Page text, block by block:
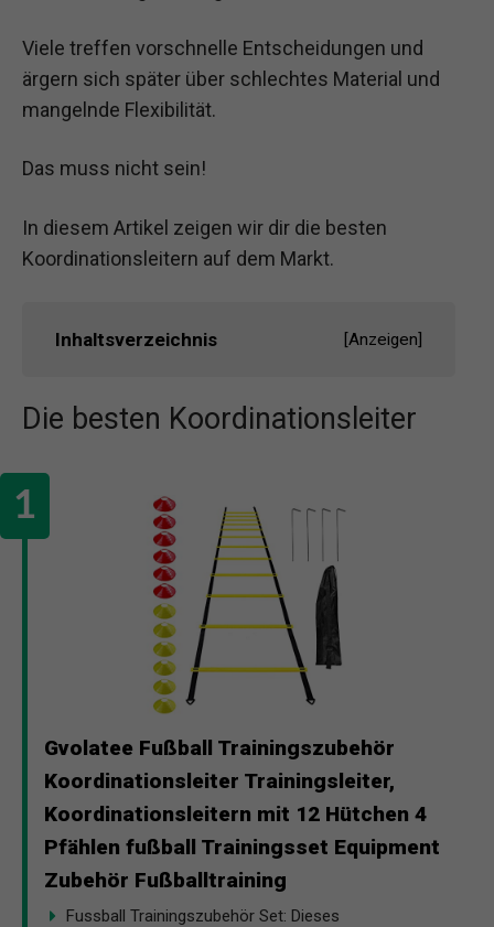
Viele treffen vorschnelle Entscheidungen und
ärgern sich später über schlechtes Material und
mangelnde Flexibilität.
Das muss nicht sein!
In diesem Artikel zeigen wir dir die besten
Koordinationsleitern auf dem Markt.
Inhaltsverzeichnis [Anzeigen]
Die besten Koordinationsleiter
Gvolatee Fußball Trainingszubehör
Koordinationsleiter Trainingsleiter,
Koordinationsleitern mit 12 Hütchen 4
Pfählen fußball Trainingsset Equipment
Zubehör Fußballtraining
Fussball Trainingszubehör Set: Dieses